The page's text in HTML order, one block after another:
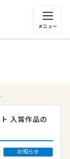
ついてはこちら
入賞作品の
お知らせ